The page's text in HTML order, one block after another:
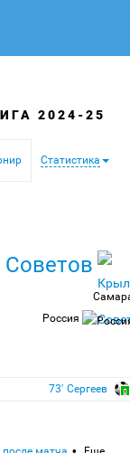
2024-25
Статистика
Россия
73′ Сергеев